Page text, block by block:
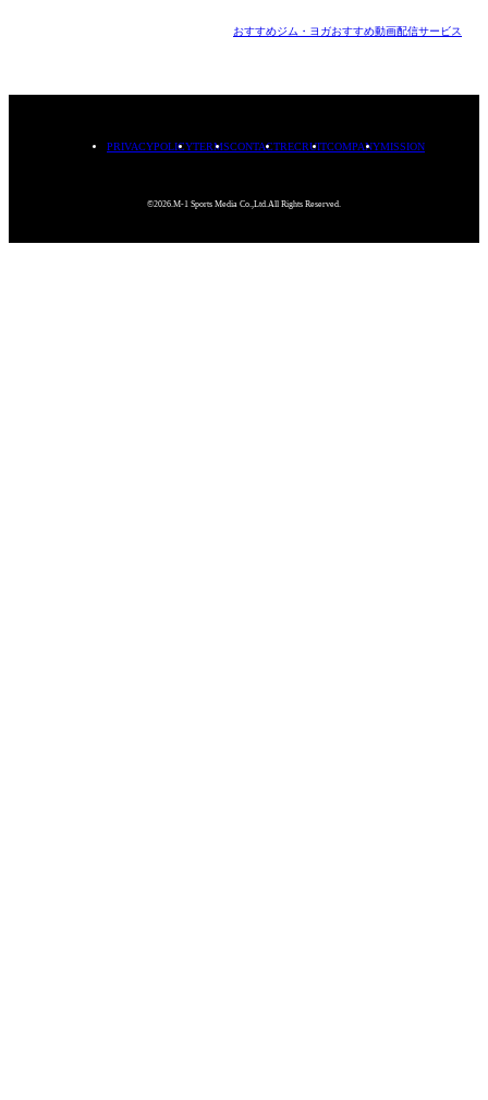
おすすめジム・ヨガおすすめ動画配信サービス
PRIVACYPOLICYTERMSCONTACTRECRUITCOMPANYMISSION
©2026.M-1 Sports Media Co.,Ltd.All Rights Reserved.